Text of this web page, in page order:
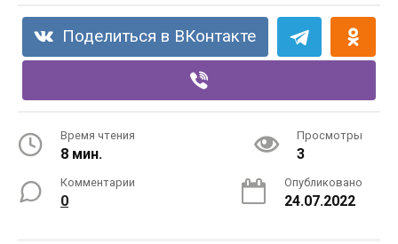
Поделиться в ВКонтакте
Время чтения
8 мин.
Просмотры
3
Комментарии
0
Опубликовано
24.07.2022